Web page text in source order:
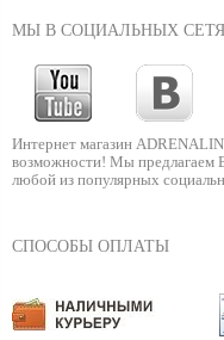
МЫ В СОЦИАЛЬНЫХ
Интернет магазин
возможности! Мы предлагаем
любой из популярных
СПОСОБЫ ОПЛАТЫ